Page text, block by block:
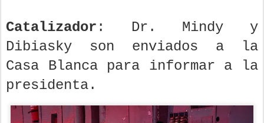
Catalizador : Dr. Mindy y
Dibiasky son enviados a la
Casa Blanca para informar a la
presidenta.